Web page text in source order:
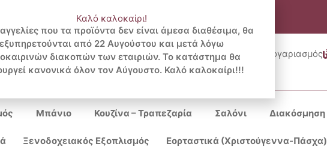
Λογαριασμός
Μπάνιο Κουζίνα – Τραπεζαρία Σαλόνι Διακόσμηση
Ξενοδοχειακός Εξοπλισμός Εορταστικά (Χριστούγεννα-Πάσχα)
Καλό καλοκαίρι!
που τα προϊόντα δεν είναι άμεσα διαθέσιμα, θα
εξυπηρετούνται από 22 Αυγούστου και μετά λόγω
διακοπών των εταιριών. Το κατάστημα θα
κανονικά όλον τον Αύγουστο. Καλό καλοκαίρι!!!